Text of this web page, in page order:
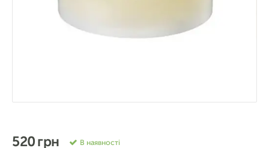
520 грн В наявності